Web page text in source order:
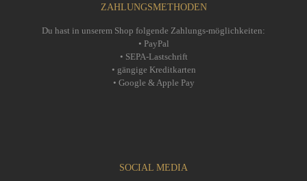
ZAHLUNGSMETHODEN
Du hast in unserem Shop folgende Zahlungs-möglichkeiten:
• PayPal
• SEPA-Lastschrift
• gängige Kreditkarten
• Google & Apple Pay
SOCIAL MEDIA